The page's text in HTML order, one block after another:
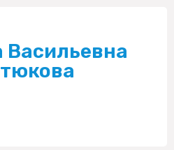
Васильевна